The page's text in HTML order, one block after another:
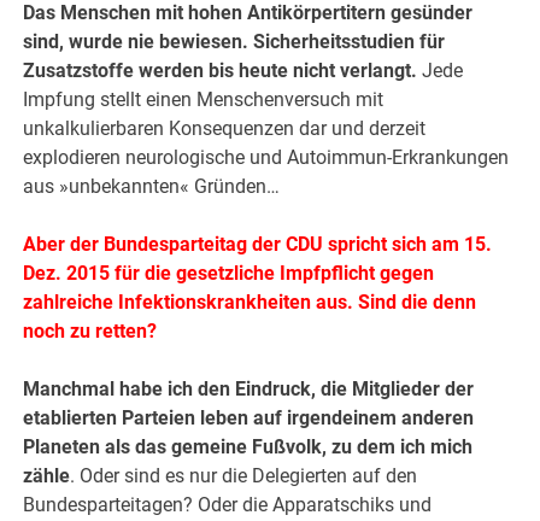
Das Menschen mit hohen Antikörpertitern gesünder
sind, wurde nie bewiesen. Sicherheitsstudien für
Zusatzstoffe werden bis heute nicht verlangt. Jede
Impfung stellt einen Menschenversuch mit
unkalkulierbaren Konsequenzen dar und derzeit
explodieren neurologische und Autoimmun-Erkrankungen
aus »unbekannten« Gründen…
Aber der Bundesparteitag der CDU spricht sich am 15.
Dez. 2015 für die gesetzliche Impfpflicht gegen
zahlreiche Infektionskrankheiten aus. Sind die denn
noch zu retten?
Manchmal habe ich den Eindruck, die Mitglieder der
etablierten Parteien leben auf irgendeinem anderen
Planeten als das gemeine Fußvolk, zu dem ich mich
zähle. Oder sind es nur die Delegierten auf den
Bundesparteitagen? Oder die Apparatschiks und